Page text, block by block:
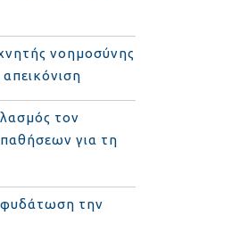
νοημοσύνης
τον
για τη
την